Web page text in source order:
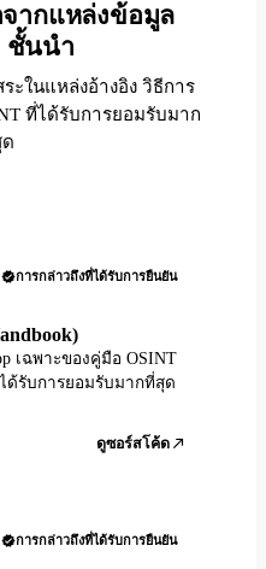
ากแหล่งข้อมูล
ชั้นนำ
ะในแหล่งอ้างอิง วิธีการ
ที่ได้รับการยอมรับมาก
การกล่าวถึงที่ได้รับการยืนยัน
เฉพาะของคู่มือ OSINT
ด้รับการยอมรับมากที่สุด
ดูซอร์สโค้ด
การกล่าวถึงที่ได้รับการยืนยัน